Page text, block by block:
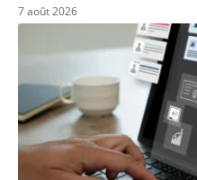
7 août 2026